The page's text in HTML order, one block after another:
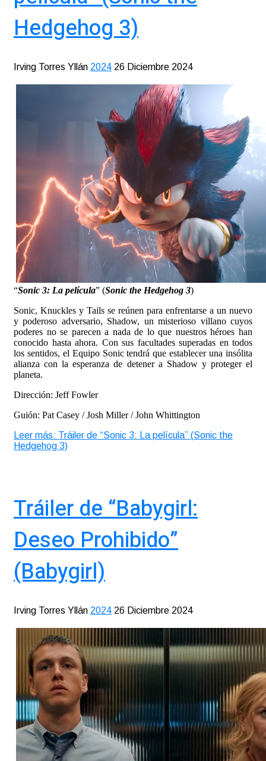
Hedgehog 3)
Irving Torres Yllán 2024 26 Diciembre 2024
“Sonic 3: La película” (Sonic the Hedgehog 3)
Sonic, Knuckles y Tails se reúnen para enfrentarse a un nuevo
y poderoso adversario, Shadow, un misterioso villano cuyos
poderes no se parecen a nada de lo que nuestros héroes han
conocido hasta ahora. Con sus facultades superadas en todos
los sentidos, el Equipo Sonic tendrá que establecer una insólita
alianza con la esperanza de detener a Shadow y proteger el
planeta.
Dirección: Jeff Fowler
Guión: Pat Casey / Josh Miller / John Whittington
Leer más: Tráiler de “Sonic 3: La película” (Sonic the
Hedgehog 3)
Tráiler de “Babygirl:
Deseo Prohibido”
(Babygirl)
Irving Torres Yllán 2024 26 Diciembre 2024